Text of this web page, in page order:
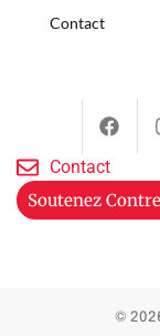
Contact
Contact
Soutenez
©